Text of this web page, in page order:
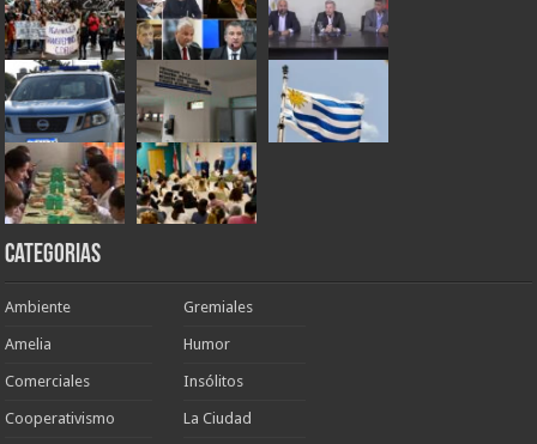
Categorias
Ambiente
Amelia
Comerciales
Cooperativismo
Gremiales
Humor
Insólitos
La Ciudad